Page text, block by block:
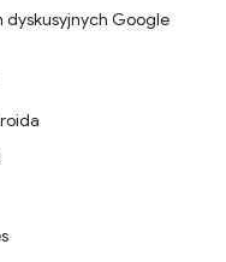
dyskusyjnych Google